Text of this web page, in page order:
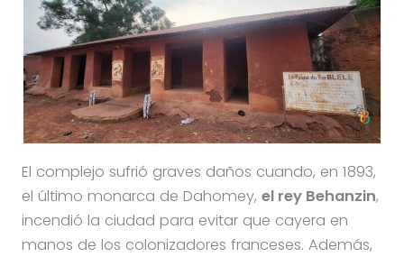
El complejo sufrió graves daños cuando, en 1893,
el último monarca de Dahomey, el rey Behanzin,
incendió la ciudad para evitar que cayera en
manos de los colonizadores franceses. Además,